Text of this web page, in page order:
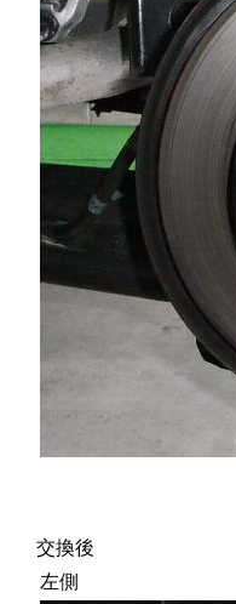
交換後
左側